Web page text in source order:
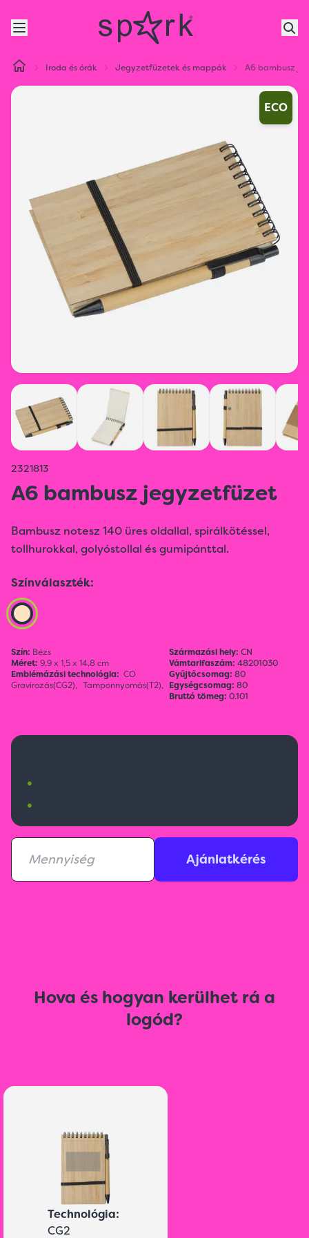
Iroda és órák Jegyzetfüzetek és mappák A6 bambusz
ECO
2321813
A6 bambusz jegyzetfüzet
Bambusz notesz 140 üres oldallal, spirálkötéssel,
tollhurokkal, golyóstollal és gumipánttal.
Színválaszték:
Szín: Bézs
Méret: 9,9 x 1,5 x 14,8 cm
Emblémázási technológia: CO
Gravírozás(CG2), Tamponnyomás(T2),
Származási hely: CN
Vámtarifaszám: 48201030
Gyűjtőcsomag: 80
Egységcsomag: 80
Bruttó tömeg: 0.101
•
•
Ajánlatkérés
Hova és hogyan kerülhet rá a
logód?
Technológia:
CG2